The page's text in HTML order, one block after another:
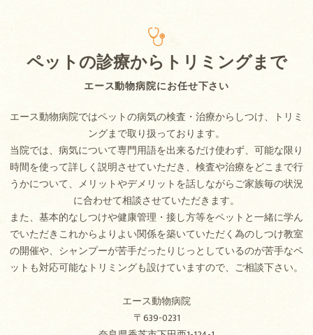
エース動物病院にお任せ下さい
ペットの診療からトリミングまで
エース動物病院ではペットの病気の検査・治療からしつけ、トリミ
ングまで取り扱っております。
当院では、病気について専門用語を出来るだけ使わず、可能な限り
時間を使って詳しく説明させていただき、検査や治療をどこまで行
うかについて、メリットやデメリットを話しながらご家族毎の状況
に合わせて相談させていただきます。
また、基本的なしつけや健康管理・接し方等をペットと一緒に学ん
でいただきこれからよりよい関係を築いていただく為のしつけ教室
の開催や、シャンプーが苦手だったりじっとしているのが苦手なペ
ットも対応可能なトリミングも設けていますので、ご相談下さい。
エース動物病院
〒639-0231